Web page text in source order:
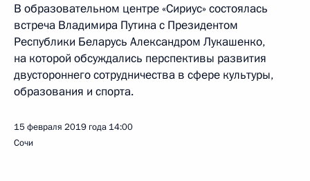
В образовательном центре «Сириус» состоялась
встреча Владимира Путина с Президентом
Республики Беларусь Александром Лукашенко,
на которой обсуждались перспективы развития
двустороннего сотрудничества в сфере культуры,
образования и спорта.
15 февраля 2019 года 14:00
Сочи